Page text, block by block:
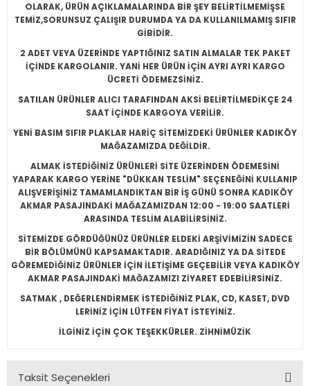
OLARAK, ÜRÜN AÇIKLAMALARINDA BİR ŞEY BELİRTİLMEMİŞSE
TEMİZ,SORUNSUZ ÇALIŞIR DURUMDA YA DA KULLANILMAMIŞ SIFIR
GİBİDİR.
2 ADET VEYA ÜZERİNDE YAPTIĞINIZ SATIN ALMALAR TEK PAKET
İÇİNDE KARGOLANIR. YANİ HER ÜRÜN İÇİN AYRI AYRI KARGO
ÜCRETİ ÖDEMEZSİNİZ.
SATILAN ÜRÜNLER ALICI TARAFINDAN AKSİ BELİRTİLMEDİKÇE 24
SAAT İÇİNDE KARGOYA VERİLİR.
YENİ BASIM SIFIR PLAKLAR HARİÇ SİTEMİZDEKİ ÜRÜNLER KADIKÖY
MAĞAZAMIZDA DEĞİLDİR.
ALMAK İSTEDİĞİNİZ ÜRÜNLERİ SİTE ÜZERİNDEN ÖDEMESİNİ
YAPARAK KARGO YERİNE "DÜKKAN TESLİM" SEÇENEĞİNİ KULLANIP
ALIŞVERİŞİNİZ TAMAMLANDIKTAN BİR İŞ GÜNÜ SONRA KADIKÖY
AKMAR PASAJINDAKİ MAĞAZAMIZDAN 12:00 - 19:00 SAATLERİ
ARASINDA TESLİM ALABİLİRSİNİZ.
SİTEMİZDE GÖRDÜĞÜNÜZ ÜRÜNLER ELDEKİ ARŞİVİMİZİN SADECE
BİR BÖLÜMÜNÜ KAPSAMAKTADIR. ARADIĞINIZ YA DA SİTEDE
GÖREMEDİĞİNİZ ÜRÜNLER İÇİN İLETİŞİME GEÇEBİLİR VEYA KADIKÖY
AKMAR PASAJINDAKİ MAĞAZAMIZI ZİYARET EDEBİLİRSİNİZ.
SATMAK , DEĞERLENDİRMEK İSTEDİĞİNİZ PLAK, CD, KASET, DVD
LERİNİZ İÇİN LÜTFEN FİYAT İSTEYİNİZ.
İLGİNİZ İÇİN ÇOK TEŞEKKÜRLER. ZİHNİMÜZİK
Taksit Seçenekleri